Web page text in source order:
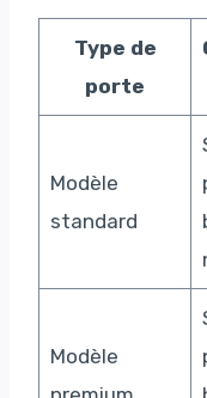
Type de
porte
Modèle
standard
Modèle